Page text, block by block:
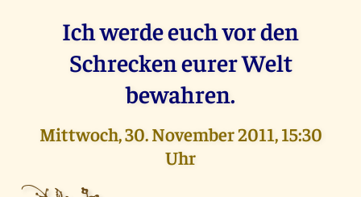
Ich werde euch vor den
Schrecken eurer Welt
bewahren.
Mittwoch, 30. November 2011, 15:30
Uhr